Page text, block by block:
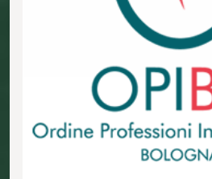
In merito alle gravi
ultimi giorni ai danni del
Pronto soccorso al